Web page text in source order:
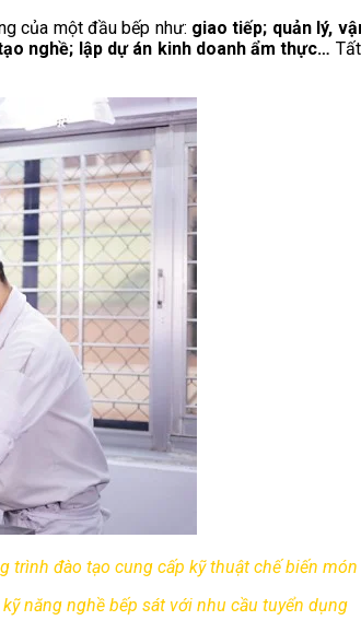
của một đầu bếp như: giao tiếp; quản lý,
nghề; lập dự án kinh doanh ẩm thực…
trình đào tạo cung cấp kỹ thuật chế biến món
kỹ năng nghề bếp sát với nhu cầu tuyển dụng